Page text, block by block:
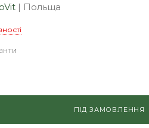
| Польща
ПІД ЗАМОВЛЕННЯ